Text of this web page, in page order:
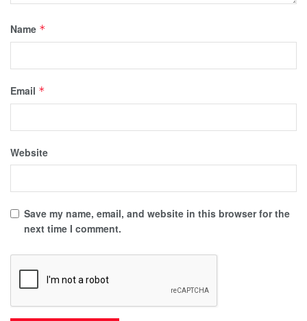
Name *
Email *
Website
Save my name, email, and website in this browser for the
next time I comment.